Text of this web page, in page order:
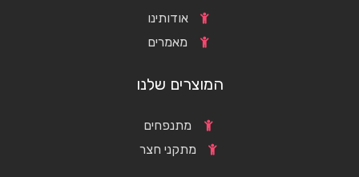
אודותינו
מאמרים
המוצרים שלנו
מתנפחים
מתקני חצר